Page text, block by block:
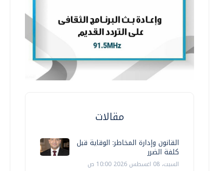
مقالات
القانون وإدارة المخاطر: الوقاية قبل
كلفة الضرر
السبت، 08 اغسطس 2026 10:00 ص